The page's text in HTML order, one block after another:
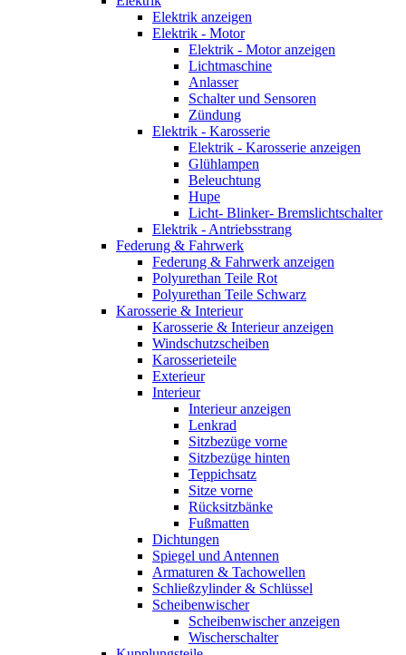
Elektrik anzeigen
Elektrik - Motor
Elektrik - Motor anzeigen
Lichtmaschine
Anlasser
Schalter und Sensoren
Zündung
Elektrik - Karosserie
Elektrik - Karosserie anzeigen
Glühlampen
Beleuchtung
Hupe
Licht- Blinker- Bremslichtschalter
Elektrik - Antriebsstrang
Federung & Fahrwerk
Federung & Fahrwerk anzeigen
Polyurethan Teile Rot
Polyurethan Teile Schwarz
Karosserie & Interieur
Karosserie & Interieur anzeigen
Windschutzscheiben
Karosserieteile
Exterieur
Interieur
Interieur anzeigen
Lenkrad
Sitzbezüge vorne
Sitzbezüge hinten
Teppichsatz
Sitze vorne
Rücksitzbänke
Fußmatten
Dichtungen
Spiegel und Antennen
Armaturen & Tachowellen
Schließzylinder & Schlüssel
Scheibenwischer
Scheibenwischer anzeigen
Wischerschalter